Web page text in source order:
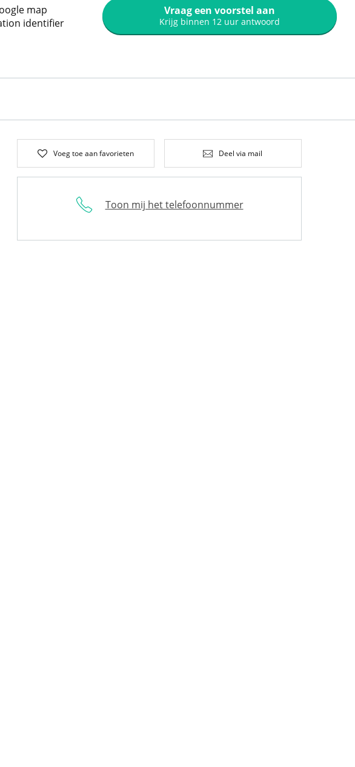
Vraag een voorstel aan
Krijg binnen 12 uur antwoord
Voeg toe aan favorieten Deel via mail
Toon mij het telefoonnummer